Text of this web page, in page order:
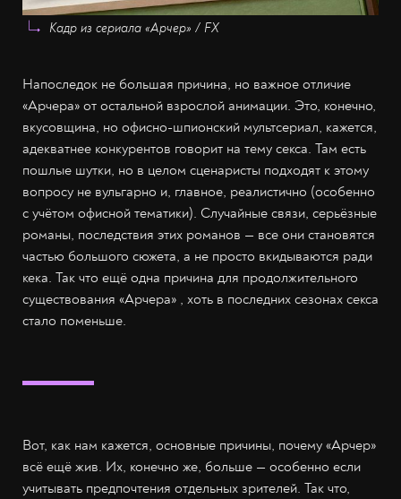
Кадр из сериала «Арчер» / FX
Напоследок не большая причина, но важное отличие
«Арчера» от остальной взрослой анимации. Это, конечно,
вкусовщина, но офисно-шпионский мультсериал, кажется,
адекватнее конкурентов говорит на тему секса. Там есть
пошлые шутки, но в целом сценаристы подходят к этому
вопросу не вульгарно и, главное, реалистично (особенно
с учётом офисной тематики). Случайные связи, серьёзные
романы, последствия этих романов — все они становятся
частью большого сюжета, а не просто вкидываются ради
кека. Так что ещё одна причина для продолжительного
существования «Арчера» , хоть в последних сезонах секса
стало поменьше.
Вот, как нам кажется, основные причины, почему «Арчер»
всё ещё жив. Их, конечно же, больше — особенно если
учитывать предпочтения отдельных зрителей. Так что,